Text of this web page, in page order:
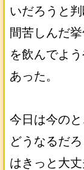
いだろうと
間苦しんだ
を飲んでよ
あった。
今日は今の
どうなるだ
はきっと大